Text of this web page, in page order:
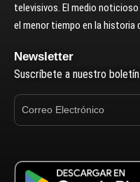
televisivos. El medio
el menor tiempo en la historia
Newsletter
Suscríbete a nuestro